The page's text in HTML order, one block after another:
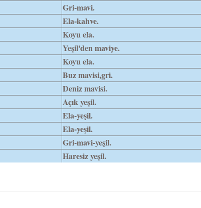
Gri-mavi.
Ela-kahve.
Koyu ela.
Yeşil'den maviye.
Koyu ela.
Buz mavisi,gri.
Deniz mavisi.
Açık yeşil.
Ela-yeşil.
Ela-yeşil.
Gri-mavi-yeşil.
Haresiz yeşil.